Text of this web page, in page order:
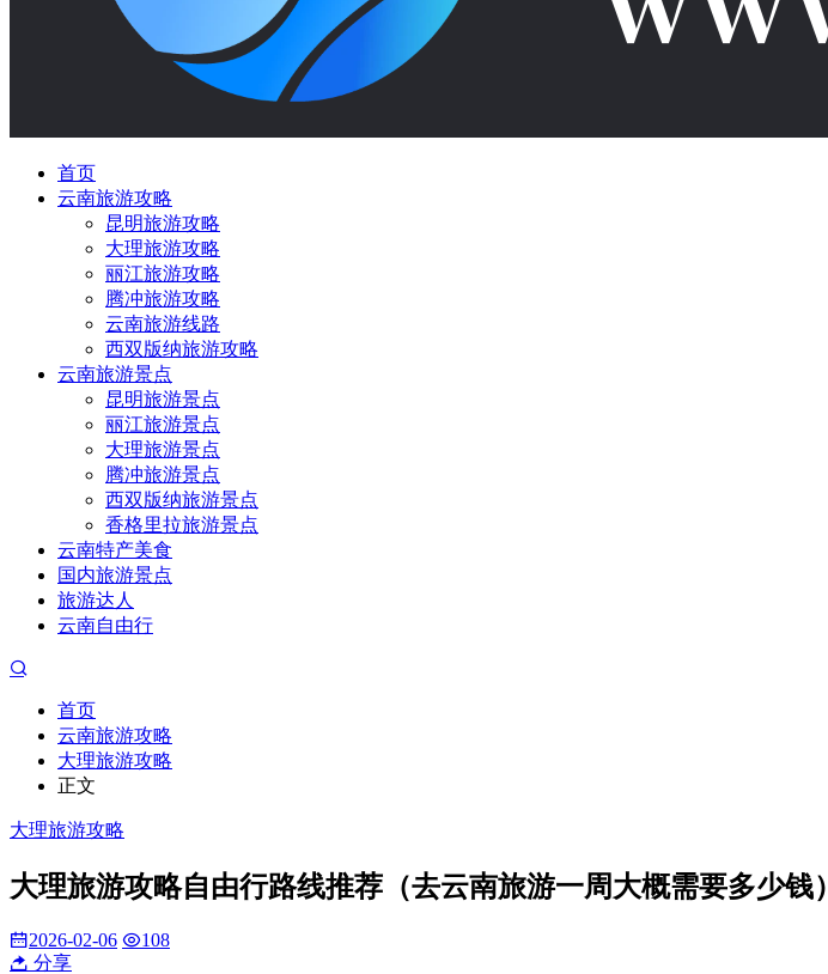
首页
云南旅游攻略
昆明旅游攻略
大理旅游攻略
丽江旅游攻略
腾冲旅游攻略
云南旅游线路
西双版纳旅游攻略
云南旅游景点
昆明旅游景点
丽江旅游景点
大理旅游景点
腾冲旅游景点
西双版纳旅游景点
香格里拉旅游景点
云南特产美食
国内旅游景点
旅游达人
云南自由行
首页
云南旅游攻略
大理旅游攻略
正文
大理旅游攻略
大理旅游攻略自由行路线推荐（去云南旅游一周大概需要多少钱）
2026-02-06
108
分享